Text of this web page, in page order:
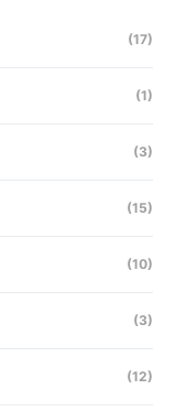
(17)
(1)
(3)
(15)
(10)
(3)
(12)